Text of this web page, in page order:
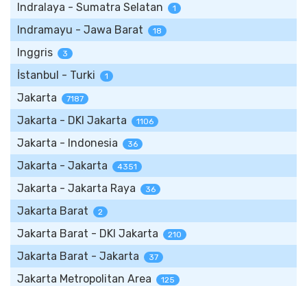
Indralaya - Sumatra Selatan 1
Indramayu - Jawa Barat 18
Inggris 3
İstanbul - Turki 1
Jakarta 7187
Jakarta - DKI Jakarta 1106
Jakarta - Indonesia 36
Jakarta - Jakarta 4351
Jakarta - Jakarta Raya 36
Jakarta Barat 2
Jakarta Barat - DKI Jakarta 210
Jakarta Barat - Jakarta 37
Jakarta Metropolitan Area 125